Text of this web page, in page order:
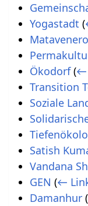
Yogastadt (
Matavenero
Ökodorf (←
Transition
Soziale
Satish
Vandana
GEN (←
Damanhur (